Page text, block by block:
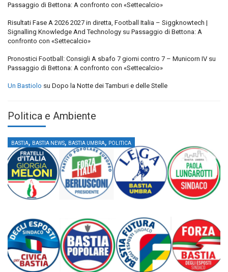
Passaggio di Bettona: A confronto con «Settecalcio»
Risultati Fase A 2026 2027 in diretta, Football Italia – Siggknowtech |
Signalling Knowledge And Technology su Passaggio di Bettona: A
confronto con «Settecalcio»
Pronostici Football: Consigli A sbafo 7 giorni contro 7 – Municorn IV su
Passaggio di Bettona: A confronto con «Settecalcio»
Un Bastiolo su Dopo la Notte dei Tamburi e delle Stelle
Politica e Ambiente
BASTIA, BASTIA NEWS, BASTIA UMBRA, POLITICA